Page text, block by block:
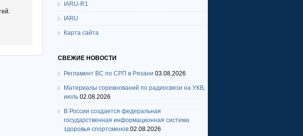
IARU-R1
IARU
Карта сайта
СВЕЖИЕ НОВОСТИ
Регламент ВС по СРП в Рязани 03.08.2026
Материалы соревнований по радиосвязи на УКВ,
июль 02.08.2026
В России создается федеральная
государственная информационная система
здоровья спортсменов 02.08.2026